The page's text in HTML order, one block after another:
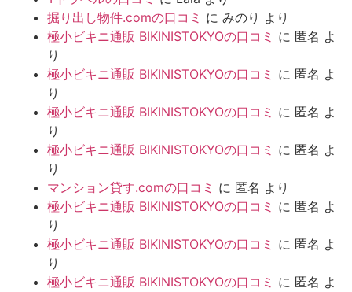
掘り出し物件.comの口コミ に みのり より
極小ビキニ通販 BIKINISTOKYOの口コミ に 匿名 よ
り
極小ビキニ通販 BIKINISTOKYOの口コミ に 匿名 よ
り
極小ビキニ通販 BIKINISTOKYOの口コミ に 匿名 よ
り
極小ビキニ通販 BIKINISTOKYOの口コミ に 匿名 よ
り
マンション貸す.comの口コミ に 匿名 より
極小ビキニ通販 BIKINISTOKYOの口コミ に 匿名 よ
り
極小ビキニ通販 BIKINISTOKYOの口コミ に 匿名 よ
り
極小ビキニ通販 BIKINISTOKYOの口コミ に 匿名 よ